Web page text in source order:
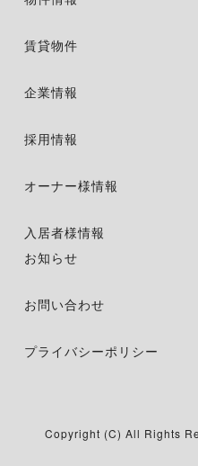
賃貸物件
企業情報
採用情報
オーナー様情報
入居者様情報
お知らせ
お問い合わせ
プライバシーポリシー
Copyright (C) All Rights